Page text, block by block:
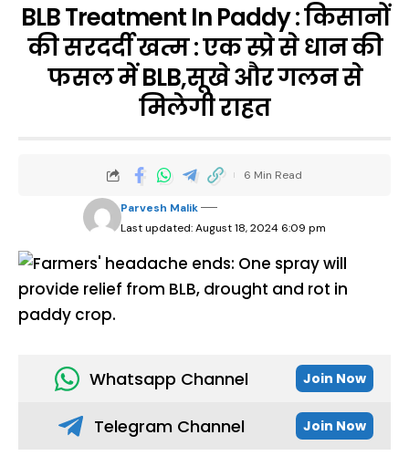
BLB Treatment In Paddy : किसानों
की सरदर्दी खत्म : एक स्प्रे से धान की
फसल में BLB,सूखे और गलन से
मिलेगी राहत
Last updated: August 18, 2024 6:09 pm
Parvesh Malik
6 Min Read
Whatsapp Channel Join Now
Telegram Channel Join Now